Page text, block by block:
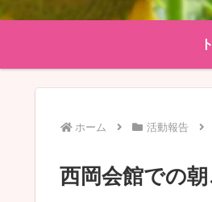
ホーム 活動報告
西岡会館での